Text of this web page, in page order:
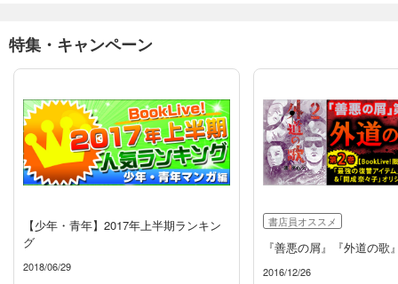
特集・キャンペーン
【少年・青年】2017年上半期ランキン
グ
2018/06/29
書店員オススメ
『善悪の屑』『外道の歌
2016/12/26